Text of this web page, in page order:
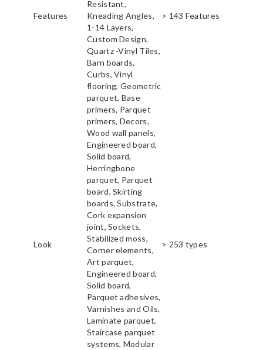
Features
Resistant,
Kneading Angles,
1-14 Layers,
Custom Design,
> 143 Features
Look
Quartz -Vinyl Tiles,
Barn boards,
Curbs, Vinyl
flooring, Geometric
parquet, Base
primers, Parquet
primers, Decors,
Wood wall panels,
Engineered board,
Solid board,
Herringbone
parquet, Parquet
board, Skirting
boards, Substrate,
Cork expansion
joint, Sockets,
Stabilized moss,
Corner elements,
Art parquet,
Engineered board,
Solid board,
Parquet adhesives,
Varnishes and Oils,
Laminate parquet,
Staircase parquet
systems, Modular
> 253 types